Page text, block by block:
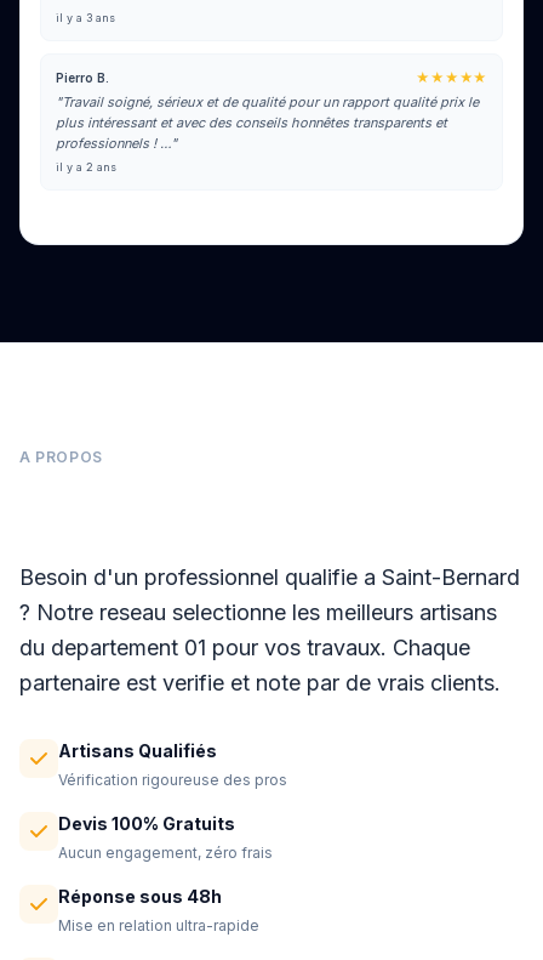
il y a 3 ans
Pierro B.
★★★★★
"Travail soigné, sérieux et de qualité pour un rapport qualité prix le
plus intéressant et avec des conseils honnêtes transparents et
professionnels ! …"
il y a 2 ans
A PROPOS
Besoin d'un professionnel qualifie a Saint-Bernard
? Notre reseau selectionne les meilleurs artisans
du departement 01 pour vos travaux. Chaque
partenaire est verifie et note par de vrais clients.
Artisans Qualifiés
Vérification rigoureuse des pros
Devis 100% Gratuits
Aucun engagement, zéro frais
Réponse sous 48h
Mise en relation ultra-rapide